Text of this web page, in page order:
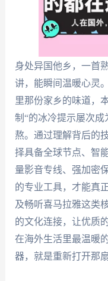
身处异国他乡，一首
讲，能瞬间温暖心灵
里那份家乡的味道，
制“的冰冷提示屡次
熬。通过理解背后的
择具备全球节点、智
量影音专线、强加密
的专业工具，才能真
及畅听喜马拉雅这类
的文化连接，让优质
在海外生活里最温暖
器，就是重新打开那